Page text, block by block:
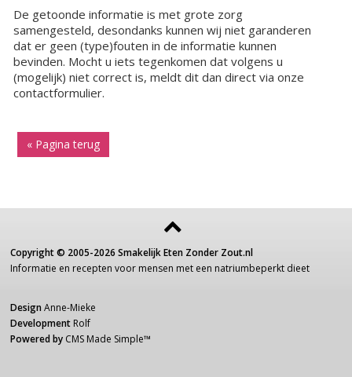
De getoonde informatie is met grote zorg
samengesteld, desondanks kunnen wij niet garanderen
dat er geen (type)fouten in de informatie kunnen
bevinden. Mocht u iets tegenkomen dat volgens u
(mogelijk) niet correct is, meldt dit dan direct via onze
contactformulier.
« Pagina terug
Copyright © 2005-2026 Smakelijk Eten Zonder Zout.nl
Informatie en recepten voor mensen met een natriumbeperkt dieet
Design Anne-Mieke
Development Rolf
Powered by CMS Made Simple™